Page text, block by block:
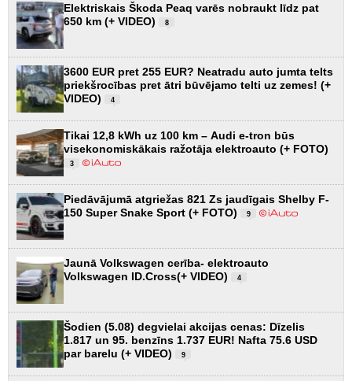
Elektriskais Škoda Peaq varēs nobraukt līdz pat
650 km (+ VIDEO)
8
3600 EUR pret 255 EUR? Neatradu auto jumta telts
priekšrocības pret ātri būvējamo telti uz zemes! (+
VIDEO)
4
Tikai 12,8 kWh uz 100 km – Audi e-tron būs
visekonomiskākais ražotāja elektroauto (+ FOTO)
3
Piedāvājumā atgriežas 821 Zs jaudīgais Shelby F-
150 Super Snake Sport (+ FOTO)
9
Jaunā Volkswagen cerība- elektroauto
Volkswagen ID.Cross(+ VIDEO)
4
Šodien (5.08) degvielai akcijas cenas: Dīzelis
1.817 un 95. benzīns 1.737 EUR! Nafta 75.6 USD
par barelu (+ VIDEO)
9